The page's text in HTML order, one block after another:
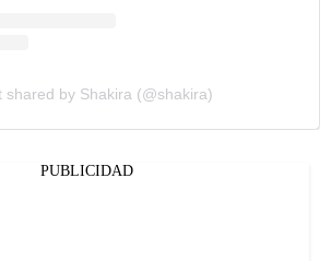
shared by Shakira (@shakira)
PUBLICIDAD